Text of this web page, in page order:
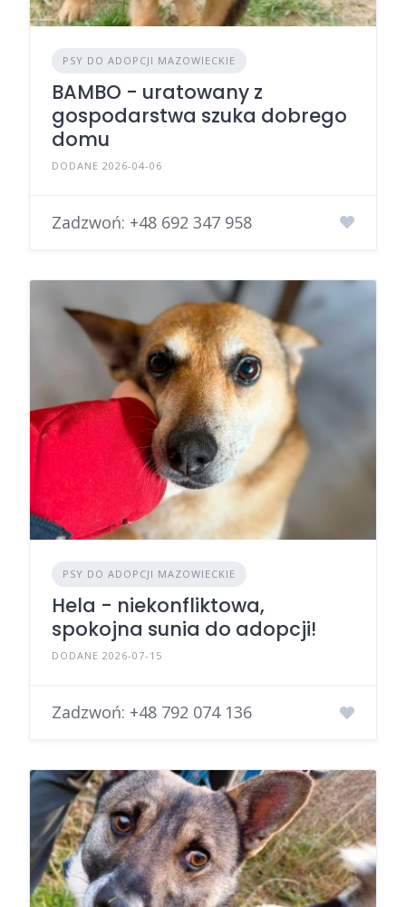
PSY DO ADOPCJI MAZOWIECKIE
BAMBO - uratowany z
gospodarstwa szuka dobrego
domu
DODANE 2026-04-06
Zadzwoń: +48 692 347 958
PSY DO ADOPCJI MAZOWIECKIE
Hela - niekonfliktowa,
spokojna sunia do adopcji!
DODANE 2026-07-15
Zadzwoń: +48 792 074 136